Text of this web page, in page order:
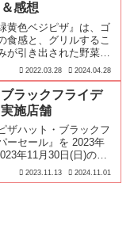
感想
黄色ベジピザ』は、ゴ
食感と、グリルするこ
が引き出された野菜が
とても…
2022.03.28 2024.04.28
ラックフライデ
施店舗
ザハット・ブラックフ
ーセール』を 2023年
年11月30日(日)の期
2023.11.13 2024.11.01